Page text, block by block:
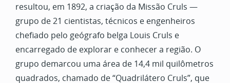
resultou, em 1892, a criação da Missão Cruls —
grupo de 21 cientistas, técnicos e engenheiros
chefiado pelo geógrafo belga Louis Cruls e
encarregado de explorar e conhecer a região. O
grupo demarcou uma área de 14,4 mil quilômetros
quadrados, chamado de “Quadrilátero Cruls”, que